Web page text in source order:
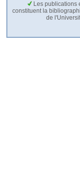
Les publications
constituent la
de